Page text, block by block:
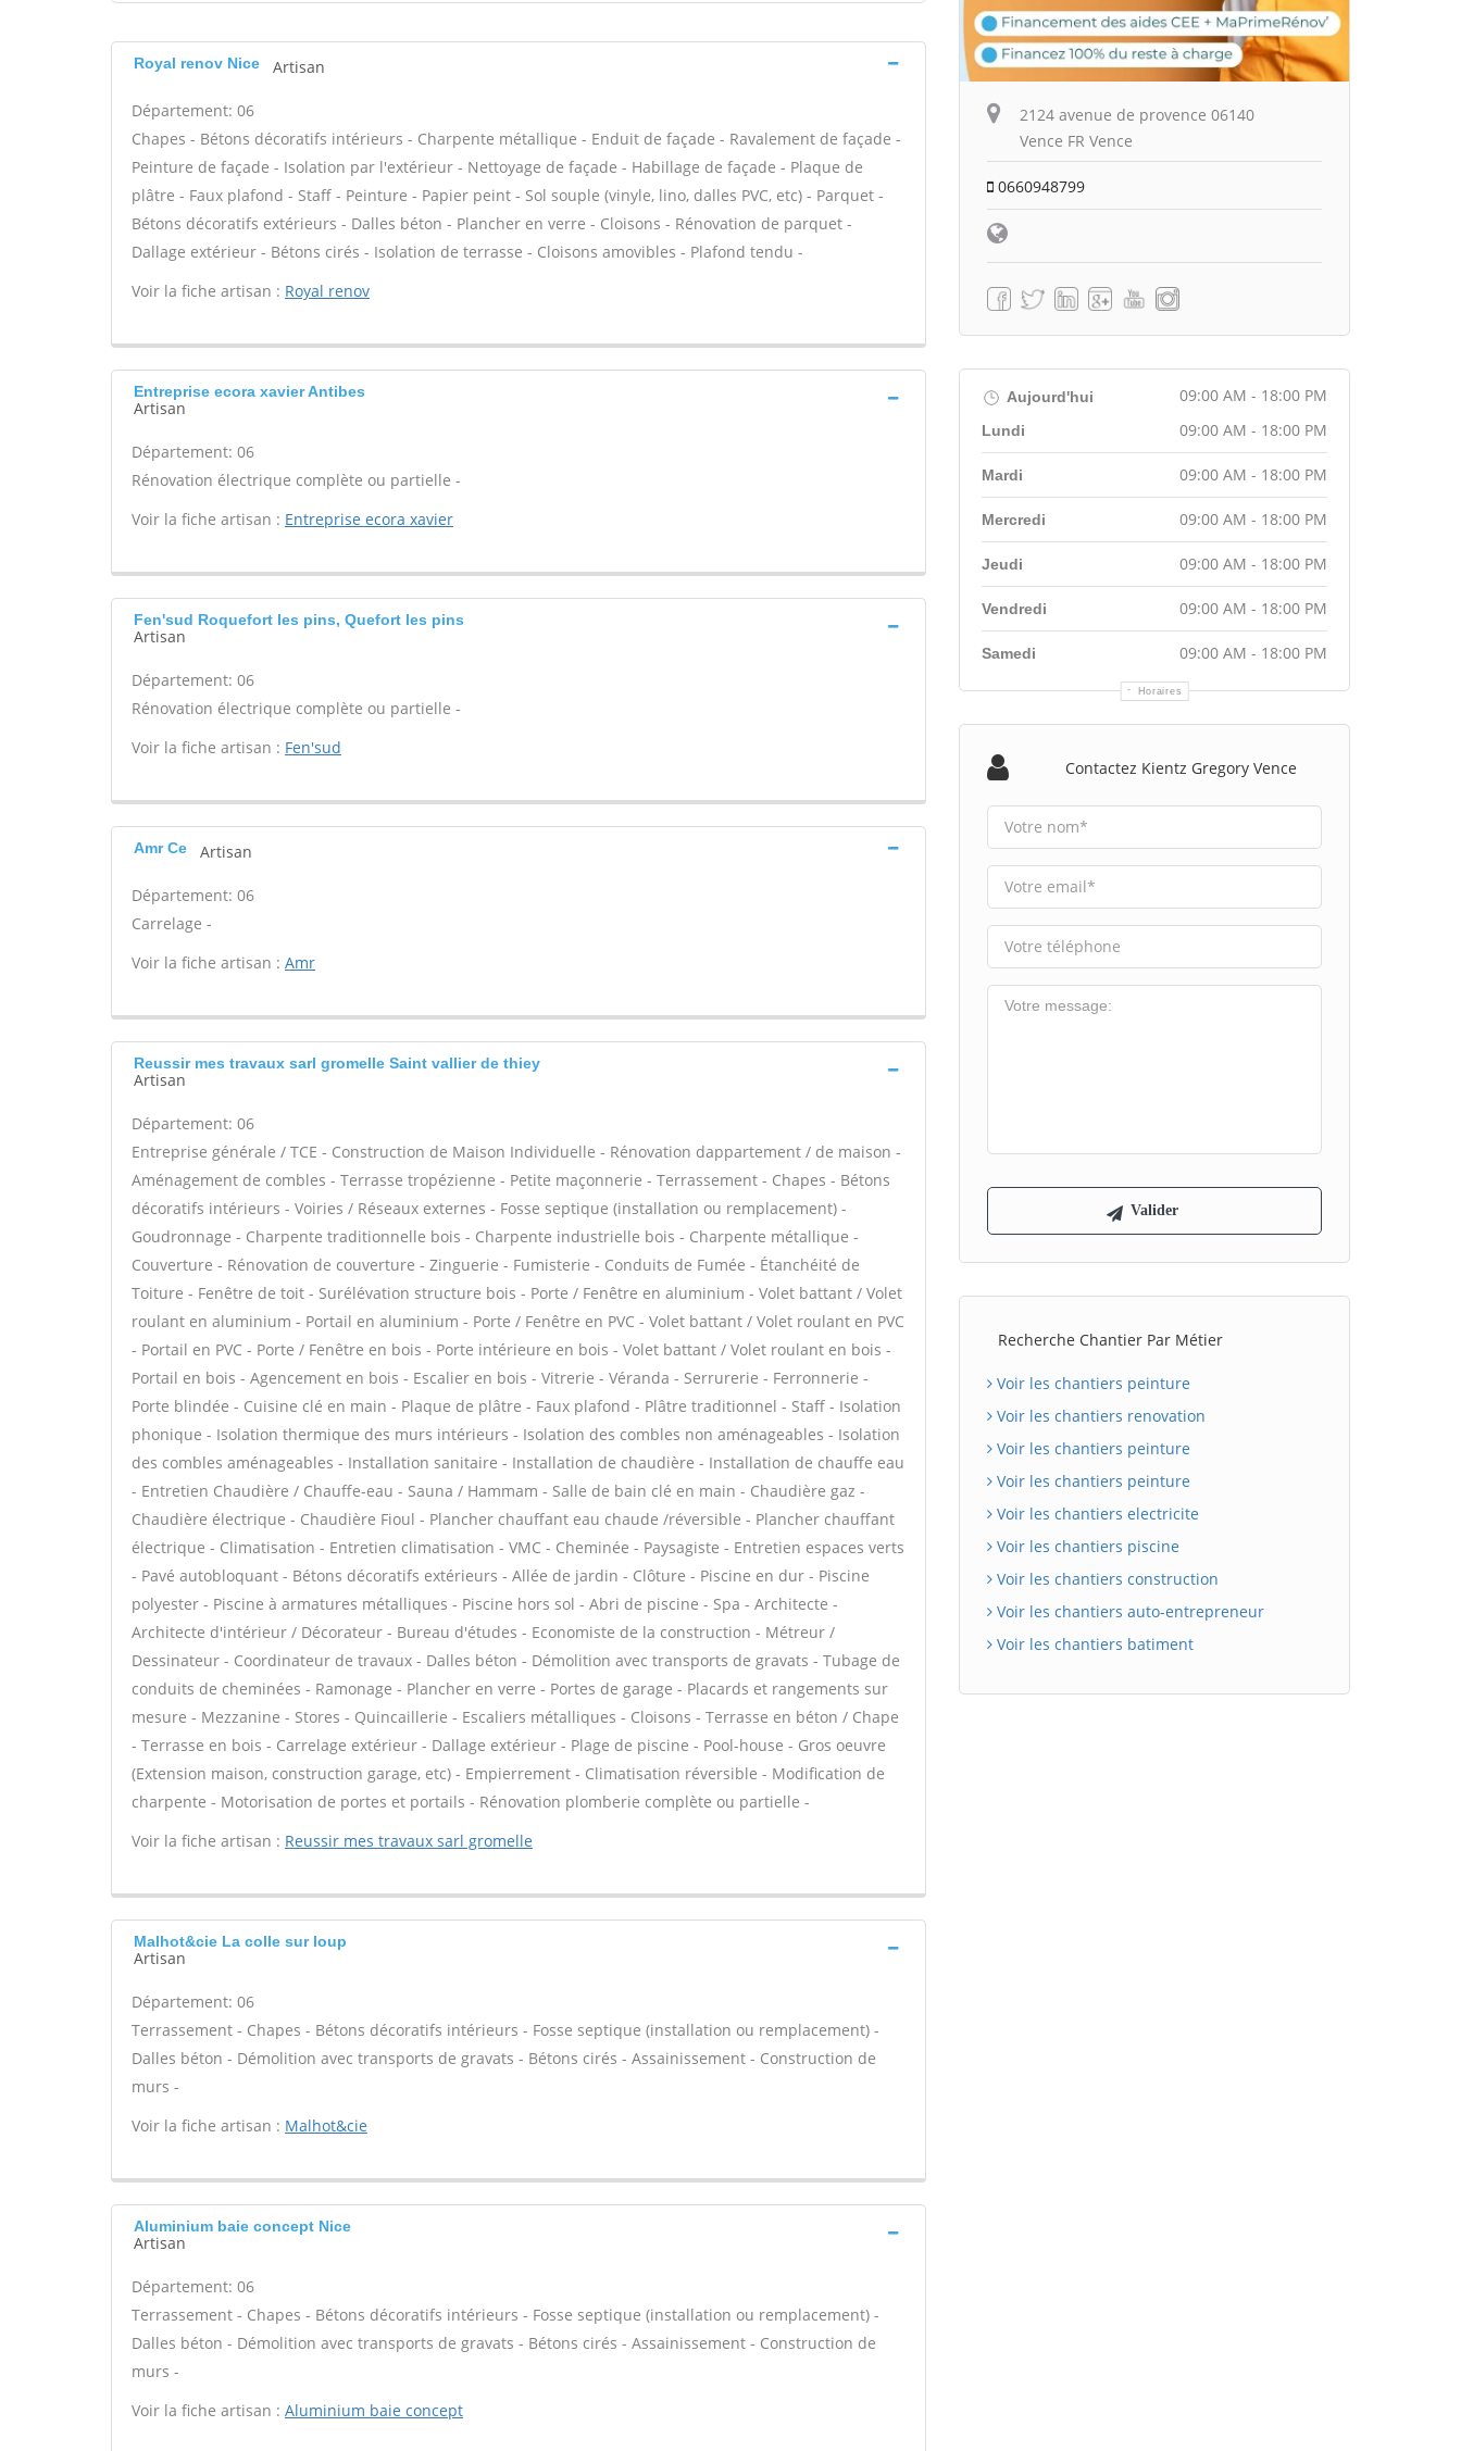
Royal renov Nice Artisan
Département: 06
Chapes - Bétons décoratifs intérieurs - Charpente métallique - Enduit de façade - Ravalement de façade -
Peinture de façade - Isolation par l'extérieur - Nettoyage de façade - Habillage de façade - Plaque de
plâtre - Faux plafond - Staff - Peinture - Papier peint - Sol souple (vinyle, lino, dalles PVC, etc) - Parquet -
Bétons décoratifs extérieurs - Dalles béton - Plancher en verre - Cloisons - Rénovation de parquet -
Dallage extérieur - Bétons cirés - Isolation de terrasse - Cloisons amovibles - Plafond tendu -
Voir la fiche artisan : Royal renov
Entreprise ecora xavier Antibes
Artisan
Département: 06
Rénovation électrique complète ou partielle -
Voir la fiche artisan : Entreprise ecora xavier
Fen'sud Roquefort les pins, Quefort les pins
Artisan
Département: 06
Rénovation électrique complète ou partielle -
Voir la fiche artisan : Fen'sud
Amr Ce Artisan
Département: 06
Carrelage -
Voir la fiche artisan : Amr
Reussir mes travaux sarl gromelle Saint vallier de thiey
Artisan
Département: 06
Entreprise générale / TCE - Construction de Maison Individuelle - Rénovation dappartement / de maison -
Aménagement de combles - Terrasse tropézienne - Petite maçonnerie - Terrassement - Chapes - Bétons
décoratifs intérieurs - Voiries / Réseaux externes - Fosse septique (installation ou remplacement) -
Goudronnage - Charpente traditionnelle bois - Charpente industrielle bois - Charpente métallique -
Couverture - Rénovation de couverture - Zinguerie - Fumisterie - Conduits de Fumée - Étanchéité de
Toiture - Fenêtre de toit - Surélévation structure bois - Porte / Fenêtre en aluminium - Volet battant / Volet
roulant en aluminium - Portail en aluminium - Porte / Fenêtre en PVC - Volet battant / Volet roulant en PVC
- Portail en PVC - Porte / Fenêtre en bois - Porte intérieure en bois - Volet battant / Volet roulant en bois -
Portail en bois - Agencement en bois - Escalier en bois - Vitrerie - Véranda - Serrurerie - Ferronnerie -
Porte blindée - Cuisine clé en main - Plaque de plâtre - Faux plafond - Plâtre traditionnel - Staff - Isolation
phonique - Isolation thermique des murs intérieurs - Isolation des combles non aménageables - Isolation
des combles aménageables - Installation sanitaire - Installation de chaudière - Installation de chauffe eau
- Entretien Chaudière / Chauffe-eau - Sauna / Hammam - Salle de bain clé en main - Chaudière gaz -
Chaudière électrique - Chaudière Fioul - Plancher chauffant eau chaude /réversible - Plancher chauffant
électrique - Climatisation - Entretien climatisation - VMC - Cheminée - Paysagiste - Entretien espaces verts
- Pavé autobloquant - Bétons décoratifs extérieurs - Allée de jardin - Clôture - Piscine en dur - Piscine
polyester - Piscine à armatures métalliques - Piscine hors sol - Abri de piscine - Spa - Architecte -
Architecte d'intérieur / Décorateur - Bureau d'études - Economiste de la construction - Métreur /
Dessinateur - Coordinateur de travaux - Dalles béton - Démolition avec transports de gravats - Tubage de
conduits de cheminées - Ramonage - Plancher en verre - Portes de garage - Placards et rangements sur
mesure - Mezzanine - Stores - Quincaillerie - Escaliers métalliques - Cloisons - Terrasse en béton / Chape
- Terrasse en bois - Carrelage extérieur - Dallage extérieur - Plage de piscine - Pool-house - Gros oeuvre
(Extension maison, construction garage, etc) - Empierrement - Climatisation réversible - Modification de
charpente - Motorisation de portes et portails - Rénovation plomberie complète ou partielle -
Voir la fiche artisan : Reussir mes travaux sarl gromelle
Malhot&cie La colle sur loup
Artisan
Département: 06
Terrassement - Chapes - Bétons décoratifs intérieurs - Fosse septique (installation ou remplacement) -
Dalles béton - Démolition avec transports de gravats - Bétons cirés - Assainissement - Construction de
murs -
Voir la fiche artisan : Malhot&cie
Aluminium baie concept Nice
Artisan
Département: 06
Terrassement - Chapes - Bétons décoratifs intérieurs - Fosse septique (installation ou remplacement) -
Dalles béton - Démolition avec transports de gravats - Bétons cirés - Assainissement - Construction de
murs -
Voir la fiche artisan : Aluminium baie concept
2124 avenue de provence 06140
Vence FR Vence
0660948799
Aujourd'hui 09:00 AM - 18:00 PM
Horaires
Lundi 09:00 AM - 18:00 PM
Mardi 09:00 AM - 18:00 PM
Mercredi 09:00 AM - 18:00 PM
Jeudi 09:00 AM - 18:00 PM
Vendredi 09:00 AM - 18:00 PM
Samedi 09:00 AM - 18:00 PM
Contactez Kientz Gregory Vence
Recherche Chantier Par Métier
Voir les chantiers peinture
Voir les chantiers renovation
Voir les chantiers peinture
Voir les chantiers peinture
Voir les chantiers electricite
Voir les chantiers piscine
Voir les chantiers construction
Voir les chantiers auto-entrepreneur
Voir les chantiers batiment